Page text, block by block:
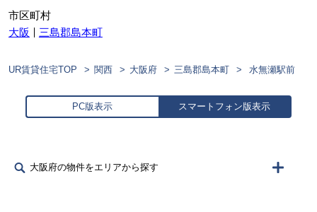
市区町村
大阪
三島郡島本町
UR賃貸住宅TOP 関西 大阪府 三島郡島本町 水無瀬駅前
PC版表示 スマートフォン版表示
大阪府の物件をエリアから探す